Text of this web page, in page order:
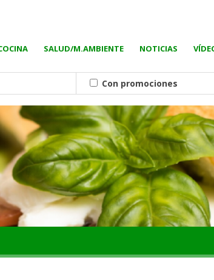
SALUD/M.AMBIENTE NOTICIAS
Con promociones